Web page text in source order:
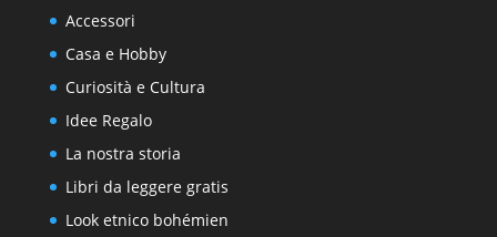
Accessori
Casa e Hobby
Curiosità e Cultura
Idee Regalo
La nostra storia
Libri da leggere gratis
Look etnico bohémien